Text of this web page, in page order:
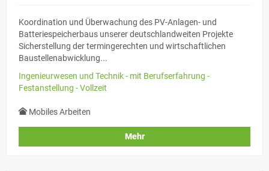
Koordination und Überwachung des PV-Anlagen- und
Batteriespeicherbaus unserer deutschlandweiten Projekte
Sicherstellung der termingerechten und wirtschaftlichen
Baustellenabwicklung...
Ingenieurwesen und Technik - mit Berufserfahrung -
Festanstellung - Vollzeit
Mobiles Arbeiten
Mehr